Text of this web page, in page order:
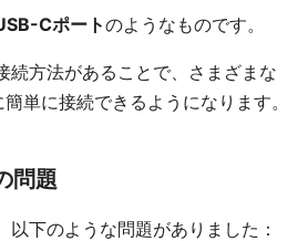
Cポートのようなものです。
続方法があることで、さまざまな
単に接続できるようになります。
問題
以下のような問題がありました：